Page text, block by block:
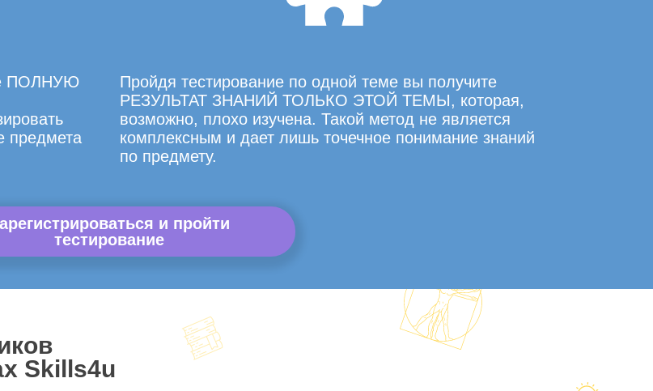
ПОЛНУЮ
предмета
Пройдя тестирование по одной теме вы получите
РЕЗУЛЬТАТ ЗНАНИЙ ТОЛЬКО ЭТОЙ ТЕМЫ, которая,
возможно, плохо изучена. Такой метод не является
комплексным и дает лишь точечное понимание знаний
по предмету.
и пройти
тестирование
Skills4u